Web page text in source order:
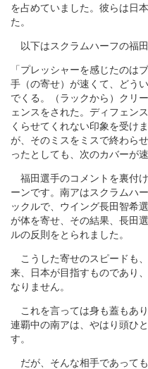
を占めていました。彼らは日
た。
以下はスクラムハーフの福
「プレッシャーを感じたのは
手（の寄せ）が速くて、どう
でくる。（ラックから）クリ
ェンスをされた。ディフェン
くらせてくれない印象を受け
が、そのミスをミスで終わら
ったとしても、次のカバーが
福田選手のコメントを裏付
ーンです。南アはスクラムハ
ックルで、ウイング長田智希
が体を寄せ、その結果、長田
ルの反則をとられました。
こうした寄せのスピードも
来、日本が目指すものであり
なりません。
これを言っては身も蓋もあ
連覇中の南アは、やはり頭ひ
す。
だが、そんな相手であって